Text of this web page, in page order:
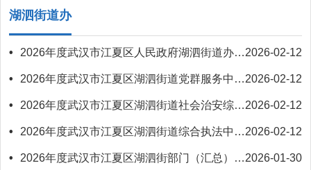
湖泗街道办
2026-02-12
• 2026年度武汉市江夏区人民政府湖泗街道办事处本级预算公开
2026-02-12
• 2026年度武汉市江夏区湖泗街道党群服务中心预算公开
2026-02-12
• 2026年度武汉市江夏区湖泗街道社会治安综合治理和网格服务中心预算公开
2026-02-12
• 2026年度武汉市江夏区湖泗街道综合执法中心预算公开
2026-01-30
• 2026年度武汉市江夏区湖泗街部门（汇总）预算公开